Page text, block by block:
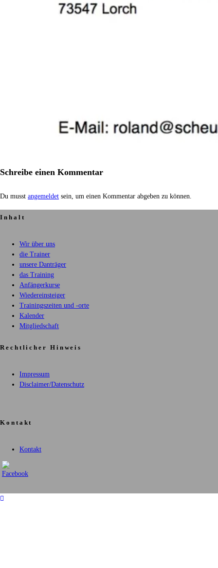
Schreibe einen Kommentar
Du musst angemeldet sein, um einen Kommentar abgeben zu können.
Inhalt
Wir über uns
die Trainer
unsere Danträger
das Training
Anfängerkurse
Wiedereinsteiger
Trainingszeiten und -orte
Kalender
Mitgliedschaft
Rechtlicher Hinweis
Impressum
Disclaimer/Datenschutz
Kontakt
Kontakt